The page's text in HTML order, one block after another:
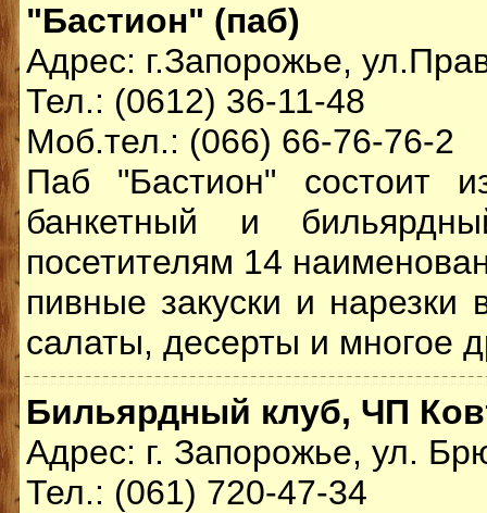
"Бастион" (паб)
Адрес: г.Запорожье,
Тел.: (0612) 36-11-48
Моб.тел.: (066) 66-76-76-2
Паб "Бастион" состоит
банкетный и
посетителям 14
пивные закуски и нарезки
салаты, десерты и многое
Бильярдный клуб, ЧП
Адрес: г. Запорожье, ул.
Тел.: (061) 720-47-34